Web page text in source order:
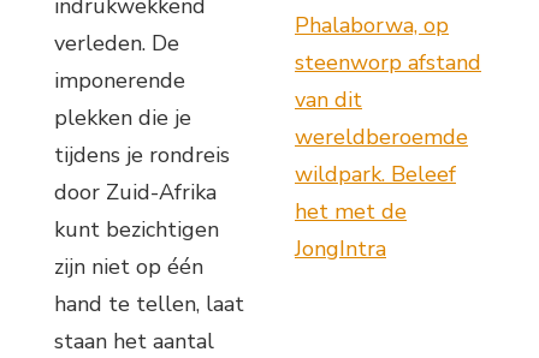
indrukwekkend
verleden. De
imponerende
plekken die je
tijdens je rondreis
door Zuid-Afrika
kunt bezichtigen
zijn niet op één
hand te tellen, laat
staan het aantal
Phalaborwa, op
steenworp afstand
van dit
wereldberoemde
wildpark. Beleef
het met de
JongIntra